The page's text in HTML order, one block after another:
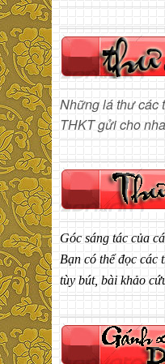
Những lá thư các
THKT gửi cho
Góc sáng tác của
Bạn có thể đọc các
tùy bút, bài khảo